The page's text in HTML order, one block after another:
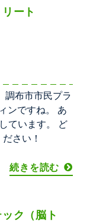
ート
調布市市民プラ
ンですね。 あ
ています。 ど
さい！
続きを読む
ック（脳ト